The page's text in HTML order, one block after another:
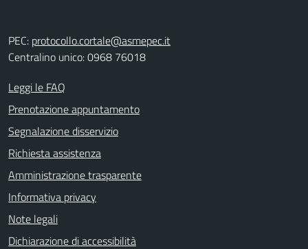
PEC: protocollo.cortale@asmepec.it
Centralino unico: 0968 76018
Leggi le FAQ
Prenotazione appuntamento
Segnalazione disservizio
Richiesta assistenza
Amministrazione trasparente
Informativa privacy
Note legali
Dichiarazione di accessibilità